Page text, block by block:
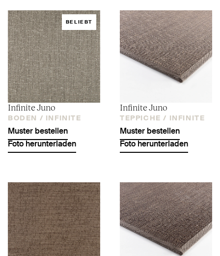
BELIEBT
Infinite Juno
BODEN / INFINITE
Muster bestellen
Foto herunterladen
Infinite Juno
TEPPICHE / INFINITE
Muster bestellen
Foto herunterladen